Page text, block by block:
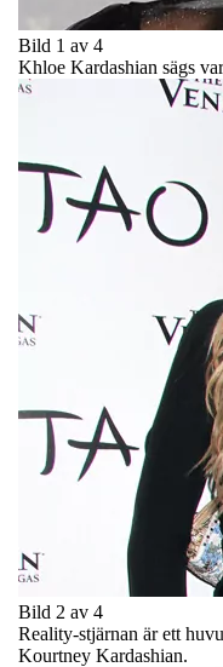
Bild 1 av 4
Khloe Kardashian sägs
Bild 2 av 4
Reality-stjärnan är ett
Kourtney Kardashian.